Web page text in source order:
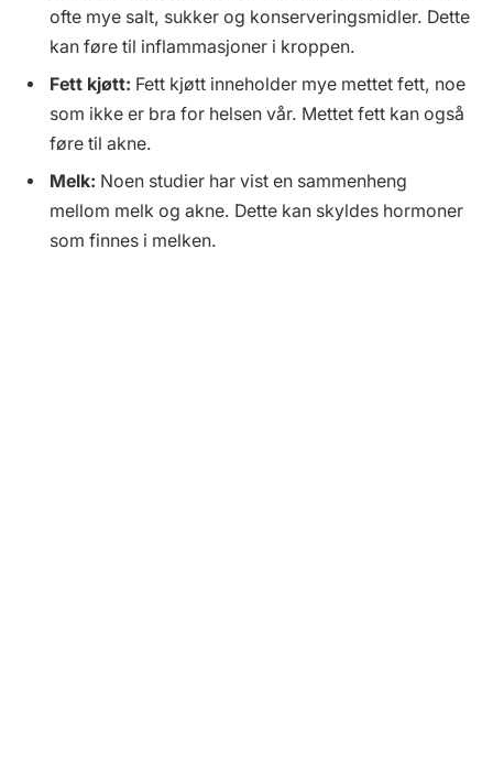
ofte mye salt, sukker og konserveringsmidler. Dette
kan føre til inflammasjoner i kroppen.
Fett kjøtt: Fett kjøtt inneholder mye mettet fett, noe
som ikke er bra for helsen vår. Mettet fett kan også
føre til akne.
Melk: Noen studier har vist en sammenheng
mellom melk og akne. Dette kan skyldes hormoner
som finnes i melken.